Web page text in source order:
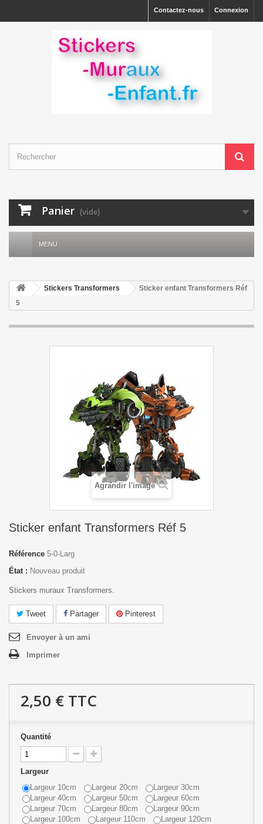
Connexion
Contactez-nous
Panier (vide)
MENU
Stickers Transformers
Sticker enfant Transformers Réf
5
Agrandir l'image
Sticker enfant Transformers Réf 5
Référence 5-0-Larg
État : Nouveau produit
Stickers muraux Transformers.
Tweet Partager Pinterest
Envoyer à un ami
Imprimer
2,50 € TTC
Quantité
Largeur
Largeur 10cm
Largeur 20cm
Largeur 30cm
Largeur 40cm
Largeur 50cm
Largeur 60cm
Largeur 70cm
Largeur 80cm
Largeur 90cm
Largeur 100cm
Largeur 110cm Largeur 120cm